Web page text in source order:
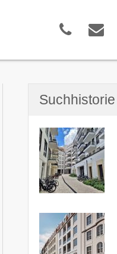
Suchhistorie